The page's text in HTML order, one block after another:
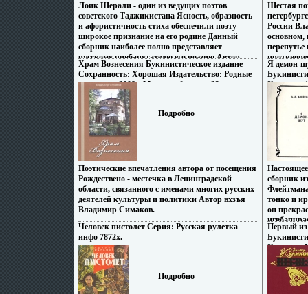
Лоик Шерали - один из ведущих поэтов
советского Таджикистана Ясность, образность
и афористичность стиха обеспечили поэту
широкое признание на его родине Данный
сборник наиболее полно представляет
русскому чивбапутателю его поэзию Автор
Лоик Шерали.
Храм Вознесения Букинистическое издание
Сохранность: Хорошая Издательство: Родные
просторы, 2008 г Мягкая обложка, 32 стр
Тираж: 500 экз Формат: 70x108/32 (~130х165
мм) инфо 7868x.
Подробно
Поэтические впечатления автора от посещения
Рождествено - местечка в Ленинградской
области, связанного с именами многих русских
деятелей культуры и политики Автор вхзъя
Владимир Симаков.
Человек пистолет Серия: Русская рулетка
инфо 7872x.
Подробно
Шестая
России
основном,
герой
коллизии,
понятны
Я демон-
Хорошая
Тираж:
мм) инфо
сборник
тонко и
он
песням
самом
Первый
Хорошая
Твердый
Тираж:
мм) инфо